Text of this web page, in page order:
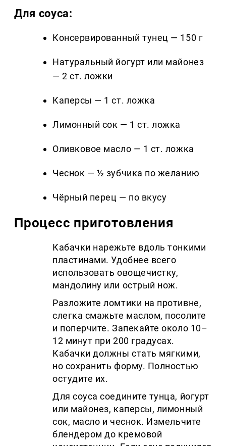
Для соуса:
Консервированный тунец — 150 г
Натуральный йогурт или майонез
— 2 ст. ложки
Каперсы — 1 ст. ложка
Лимонный сок — 1 ст. ложка
Оливковое масло — 1 ст. ложка
Чеснок — ½ зубчика по желанию
Чёрный перец — по вкусу
Процесс приготовления
Кабачки нарежьте вдоль тонкими
пластинами. Удобнее всего
использовать овощечистку,
мандолину или острый нож.
Разложите ломтики на противне,
слегка смажьте маслом, посолите
и поперчите. Запекайте около 10–
12 минут при 200 градусах.
Кабачки должны стать мягкими,
но сохранить форму. Полностью
остудите их.
Для соуса соедините тунца, йогурт
или майонез, каперсы, лимонный
сок, масло и чеснок. Измельчите
блендером до кремовой